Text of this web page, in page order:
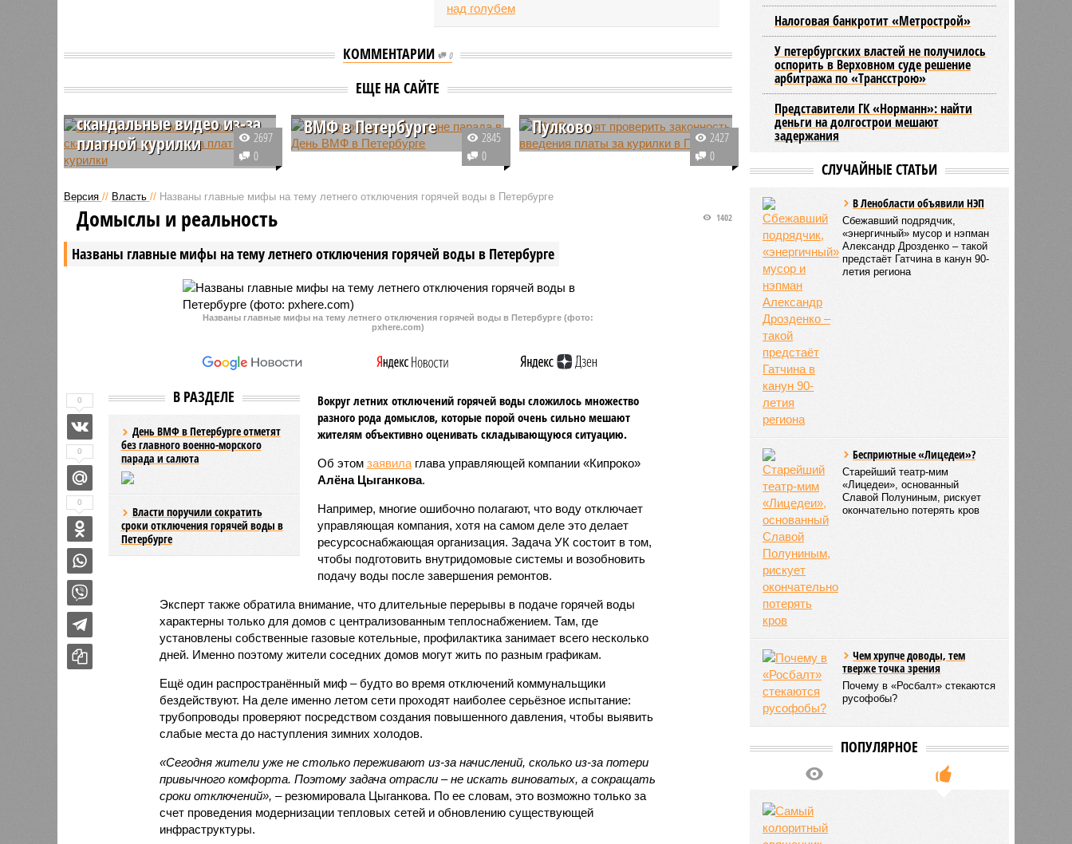
КОММЕНТАРИИ 0
ЕЩЕ НА САЙТЕ
В Пулково
скандальные видео из-за
платной курилки
В пресс-службе аэропорта
накануне в сети кадры с
конфликтующими пассажирами,
которые были недовольны
новыми правилами посещения
2697
0
СМИ сообщили об
ВМФ в Петербурге
На этот раз программа
Петербурге планируется не такой
2845
0
УФАС просят проверить
законность введения
Пулково
В Пулково за посещение
курительной комнаты решили
ранее бесплатная зона для
курения ликвидирована, а вход в
2427
0
Версия // Власть // Названы главные мифы на тему летнего отключения горячей воды в Петербурге
Названы главные мифы на тему летнего отключения горячей воды в Петербурге
1402
Домыслы и реальность
Названы главные мифы на тему летнего отключения горячей воды в Петербурге (фото:
pxhere.com)
В РАЗДЕЛЕ
День ВМФ в Петербурге отметят
без главного военно-морского
парада и салюта
Власти поручили сократить
сроки отключения горячей воды в
Петербурге
Вокруг летних отключений горячей воды сложилось множество
разного рода домыслов, которые порой очень сильно мешают
жителям объективно оценивать складывающуюся ситуацию.
Об этом заявилаглава управляющей компании «Кипроко»
Алёна Цыганкова.
Например, многие ошибочно полагают, что воду отключает
управляющая компания, хотя на самом деле это делает
ресурсоснабжающая организация. Задача УК состоит в том,
чтобы подготовить внутридомовые системы и возобновить
подачу воды после завершения ремонтов.
Эксперт также обратила внимание, что длительные перерывы в подаче горячей воды
характерны только для домов с централизованным теплоснабжением. Там, где
установлены собственные газовые котельные, профилактика занимает всего несколько
дней. Именно поэтому жители соседних домов могут жить по разным графикам.
Ещё один распространённый миф – будто во время отключений коммунальщики
бездействуют. На деле именно летом сети проходят наиболее серьёзное испытание:
трубопроводы проверяют посредством создания повышенного давления, чтобы выявить
слабые места до наступления зимних холодов.
«Сегодня жители уже не столько переживают из-за начислений, сколько из-за потери
привычного комфорта. Поэтому задача отрасли – не искать виноватых, а сокращать
сроки отключений», – резюмировала Цыганкова. По ее словам, это возможно только за
счет проведения модернизации тепловых сетей и обновлению существующей
инфраструктуры.
0
0
0
Налоговая банкротит «Метрострой»
У петербургских властей не получилось
оспорить в Верховном суде решение
арбитража по «Трансстрою»
Представители ГК «Норманн»: найти
деньги на долгострои мешают
задержания
СЛУЧАЙНЫЕ СТАТЬИ
В Ленобласти объявили НЭП
Сбежавший подрядчик,
«энергичный» мусор и нэпман
Александр Дрозденко – такой
предстаёт Гатчина в канун 90-
летия региона
Бесприютные «Лицедеи»?
Старейший театр-мим
«Лицедеи», основанный
Славой Полуниным, рискует
окончательно потерять кров
Чем хрупче доводы, тем
тверже точка зрения
Почему в «Росбалт» стекаются
русофобы?
ПОПУЛЯРНОЕ